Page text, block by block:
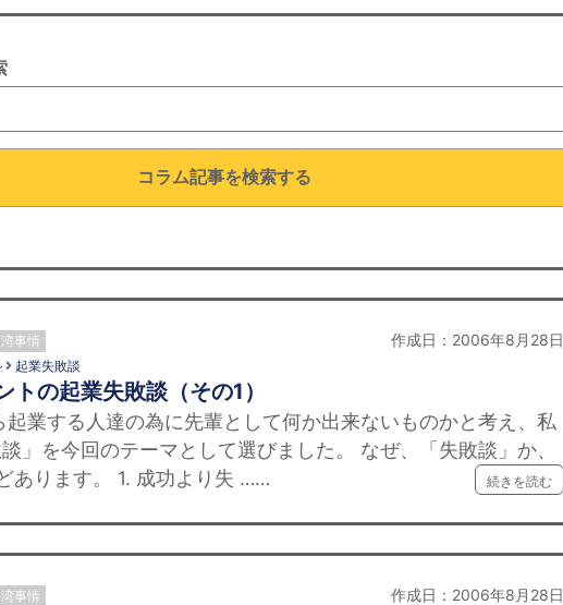
コラム記事を検索する
事情 作成日：2006年8月28日
起業失敗談
トの起業失敗談（その1）
する人達の為に先輩として何か出来ないものかと考え、私
」を今回のテーマとして選びました。 なぜ、「失敗談」か、
あります。 1. 成功より失 ……
続きを読む
事情 作成日：2006年8月28日